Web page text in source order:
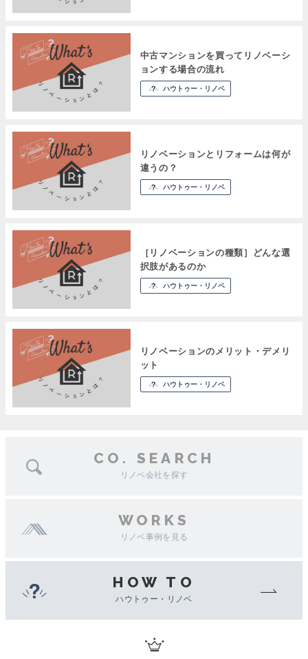
中古マンションを買ってリノベーシ
ョンする場合の流れ
ハウトゥー・リノベ
リノベーションとリフォームは何が
違うの？
ハウトゥー・リノベ
［リノベーションの種類］どんな選
択肢があるのか
ハウトゥー・リノベ
リノベーションのメリット・デメリ
ット
ハウトゥー・リノベ
CO. SEARCH
リノベ会社を探す
WORKS
リノベ事例を見る
HOW TO
ハウトゥー・リノベ